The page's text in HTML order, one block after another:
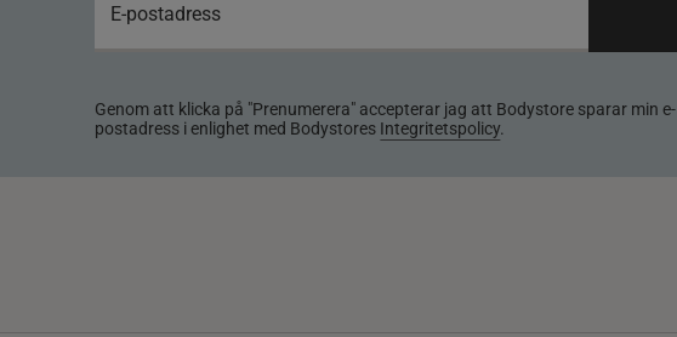
Genom att klicka på "Prenumerera" accepterar jag att Bodystore sparar min e-
postadress i enlighet med Bodystores Integritetspolicy.